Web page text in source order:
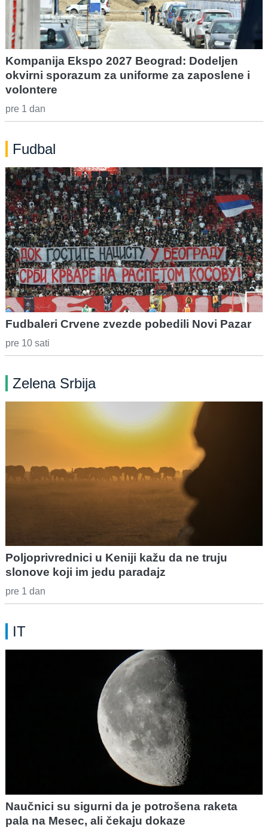
Kompanija Ekspo 2027 Beograd: Dodeljen
okvirni sporazum za uniforme za zaposlene i
volontere
pre 1 dan
Fudbal
Fudbaleri Crvene zvezde pobedili Novi Pazar
pre 10 sati
Zelena Srbija
Poljoprivrednici u Keniji kažu da ne truju
slonove koji im jedu paradajz
pre 1 dan
IT
Naučnici su sigurni da je potrošena raketa
pala na Mesec, ali čekaju dokaze